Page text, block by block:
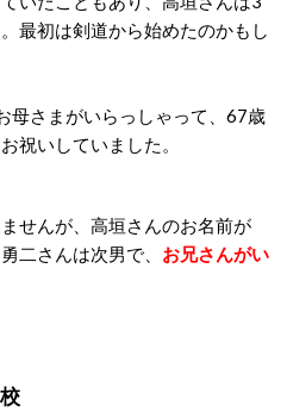
最初は剣道から始めたのかもし
母さまがいらっしゃって、67歳
祝いしていました。
せんが、高垣さんのお名前が
二さんは次男で、 お兄さんがい